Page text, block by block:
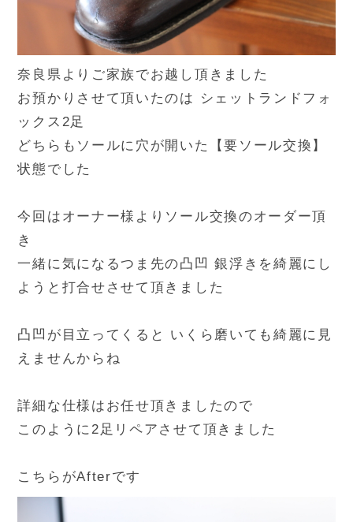
奈良県よりご家族でお越し頂きました
お預かりさせて頂いたのは シェットランドフォ
ックス2足
どちらもソールに穴が開いた【要ソール交換】
状態でした
今回はオーナー様よりソール交換のオーダー頂
き
一緒に気になるつま先の凸凹 銀浮きを綺麗にし
ようと打合せさせて頂きました
凸凹が目立ってくると いくら磨いても綺麗に見
えませんからね
詳細な仕様はお任せ頂きましたので
このように2足リペアさせて頂きました
こちらがAfterです